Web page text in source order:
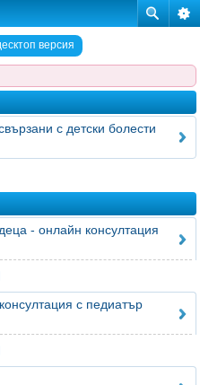
версия
с детски болести
- онлайн консултация
с педиатър